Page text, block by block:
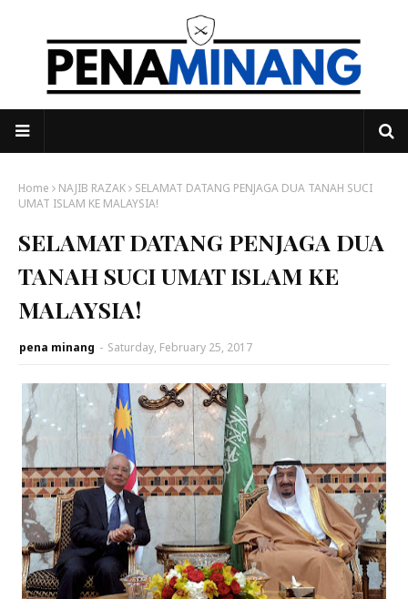
Home NAJIB RAZAK
SELAMAT DATANG PENJAGA DUA TANAH SUCI
UMAT ISLAM KE MALAYSIA!
SELAMAT DATANG PENJAGA DUA
TANAH SUCI UMAT ISLAM KE
MALAYSIA!
pena minang - Saturday, February 25, 2017